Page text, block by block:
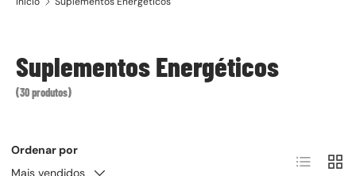
Suplementos Energéticos
(30 produtos)
Ordenar por
Mais vendidos
Lista